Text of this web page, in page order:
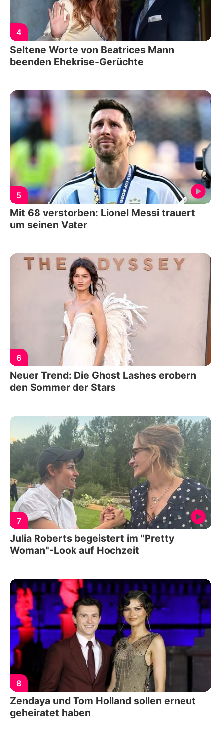
4
Seltene Worte von Beatrices Mann
beenden Ehekrise-Gerüchte
5
Mit 68 verstorben: Lionel Messi trauert
um seinen Vater
6
Neuer Trend: Die Ghost Lashes erobern
den Sommer der Stars
7
Julia Roberts begeistert im "Pretty
Woman"-Look auf Hochzeit
8
Zendaya und Tom Holland sollen erneut
geheiratet haben